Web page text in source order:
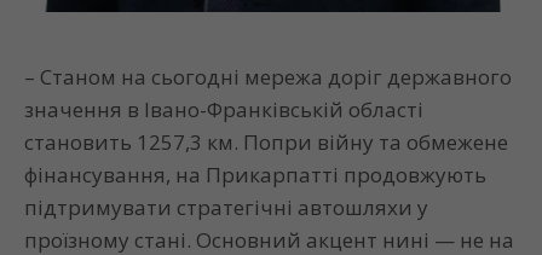
– Станом на сьогодні мережа доріг державного
значення в Івано-Франківській області
становить 1257,3 км. Попри війну та обмежене
фінансування, на Прикарпатті продовжують
підтримувати стратегічні автошляхи у
проїзному стані. Основний акцент нині — не на